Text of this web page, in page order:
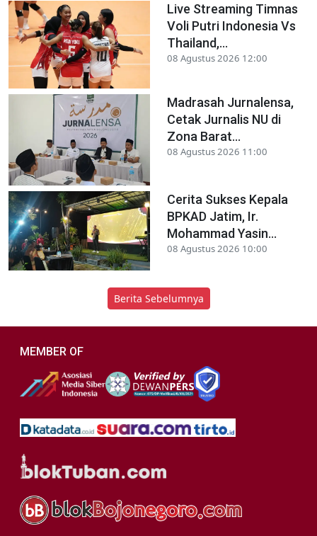
Live Streaming Timnas
Voli Putri Indonesia Vs
Thailand,...
08 Agustus 2026 12:00
Madrasah Jurnalensa,
Cetak Jurnalis NU di
Zona Barat...
08 Agustus 2026 11:00
Cerita Sukses Kepala
BPKAD Jatim, Ir.
Mohammad Yasin...
08 Agustus 2026 10:00
Berita Sebelumnya
MEMBER OF